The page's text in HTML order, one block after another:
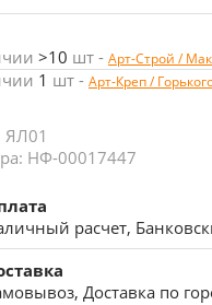
>10 шт - Арт-Строй /
1 шт - Арт-Креп /
ЯЛ01
НФ-00017447
расчет,
Доставка по